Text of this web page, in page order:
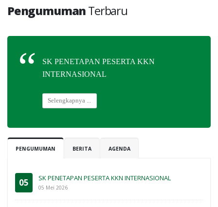
PengumumanTerbaru
SK PENETAPAN PESERTA KKN
INTERNASIONAL
Selengkapnya ...
PENGUMUMAN BERITA AGENDA
05 SK PENETAPAN PESERTA KKN INTERNASIONAL
05 Mei 2026